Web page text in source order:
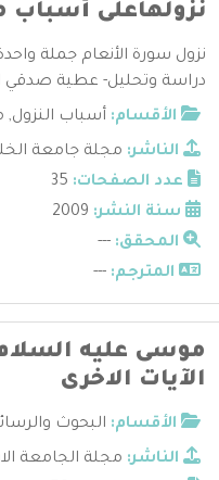
نزولهاعلى أسباب
نزول سورة الأنعام جملة
دراسة وتحليل- عطية
الأقسام: أسباب النزول,
الناشر: مجلة جامعة
عدد الصفحات:
سنة النشر:
المحقق: ---
المترجم: ---
موسى عليه
الآيات الاخرى
الأقسام: البحوث
الناشر: مجلة الجامعة